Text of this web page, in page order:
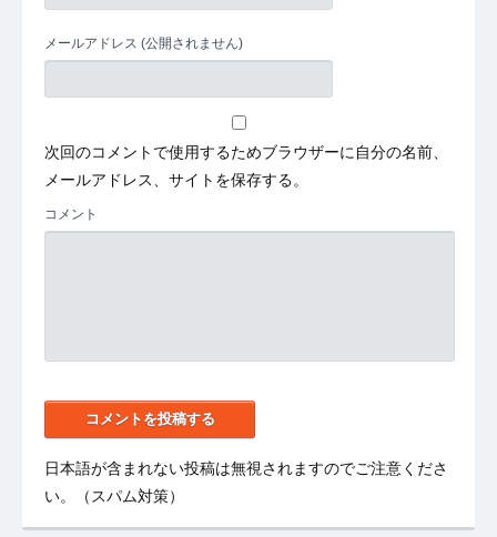
メールアドレス (公開されません)
次回のコメントで使用するためブラウザーに自分の名前、
メールアドレス、サイトを保存する。
コメント
日本語が含まれない投稿は無視されますのでご注意くださ
い。（スパム対策）